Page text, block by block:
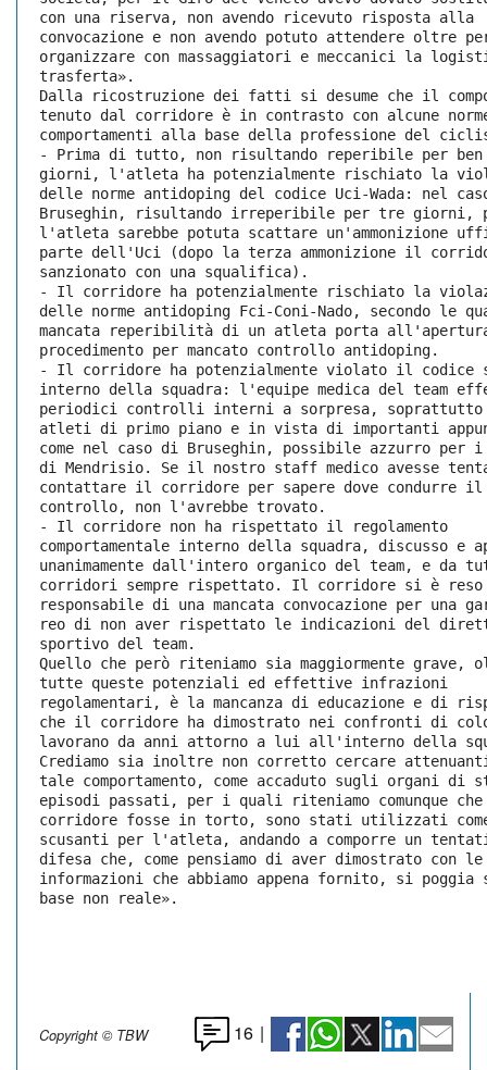
con una riserva, non avendo ricevuto risposta alla
convocazione e non avendo potuto attendere oltre
organizzare con massaggiatori e meccanici la
trasferta».
Dalla ricostruzione dei fatti si desume che il
tenuto dal corridore è in contrasto con alcune
comportamenti alla base della professione del
- Prima di tutto, non risultando reperibile per
giorni, l'atleta ha potenzialmente rischiato la
delle norme antidoping del codice Uci-Wada: nel
Bruseghin, risultando irreperibile per tre giorni,
l'atleta sarebbe potuta scattare un'ammonizione
parte dell'Uci (dopo la terza ammonizione il
sanzionato con una squalifica).
- Il corridore ha potenzialmente rischiato la
delle norme antidoping Fci-Coni-Nado, secondo le
mancata reperibilità di un atleta porta
procedimento per mancato controllo antidoping.
- Il corridore ha potenzialmente violato il codice
interno della squadra: l'equipe medica del team
periodici controlli interni a sorpresa, soprattutto
atleti di primo piano e in vista di importanti
come nel caso di Bruseghin, possibile azzurro per i
di Mendrisio. Se il nostro staff medico avesse
contattare il corridore per sapere dove condurre il
controllo, non l'avrebbe trovato.
- Il corridore non ha rispettato il regolamento
comportamentale interno della squadra, discusso e
unanimamente dall'intero organico del team, e da
corridori sempre rispettato. Il corridore si è reso
responsabile di una mancata convocazione per una
reo di non aver rispettato le indicazioni del
sportivo del team.
Quello che però riteniamo sia maggiormente grave,
tutte queste potenziali ed effettive infrazioni
regolamentari, è la mancanza di educazione e di
che il corridore ha dimostrato nei confronti di
lavorano da anni attorno a lui all'interno della
Crediamo sia inoltre non corretto cercare
tale comportamento, come accaduto sugli organi di
episodi passati, per i quali riteniamo comunque
corridore fosse in torto, sono stati utilizzati
scusanti per l'atleta, andando a comporre un
difesa che, come pensiamo di aver dimostrato con le
informazioni che abbiamo appena fornito, si poggia
base non reale».
Copyright © TBW 16 |